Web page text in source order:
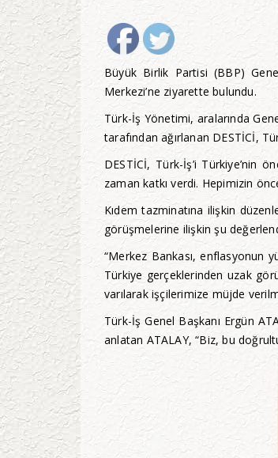
Büyük Birlik Partisi (BBP)
Merkezi’ne ziyarette bulundu.
Türk-İş Yönetimi, aralarında
tarafından ağırlanan DESTİCİ,
DESTİCİ, Türk-İş’i Türkiye’nin
zaman katkı verdi. Hepimizin
Kıdem tazminatına ilişkin
görüşmelerine ilişkin şu
“Merkez Bankası, enflasyonun
Türkiye gerçeklerinden uzak
varılarak işçilerimize müjde
Türk-İş Genel Başkanı Ergün
anlatan ATALAY, “Biz, bu